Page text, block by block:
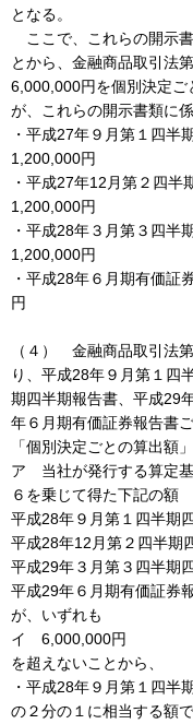
となる。
ここで、これらの開示
とから、金融商品取引法
6,000,000円を個別決定
が、これらの開示書類に
・平成27年９月第１四半
1,200,000円
・平成27年12月第２四半
1,200,000円
・平成28年３月第３四半
1,200,000円
・平成28年６月期有価証
円
（４） 金融商品取引法
り、平成28年９月第１四
期四半期報告書、平成29
年６月期有価証券報告書
「個別決定ごとの算出額
ア 当社が発行する算定
６を乗じて得た下記の額
平成28年９月第１四半
平成28年12月第２四半
平成29年３月第３四半
平成29年６月期有価
が、いずれも
イ 6,000,000円
を超えないことから、
・平成28年９月第１四半
の２分の１に相当する額